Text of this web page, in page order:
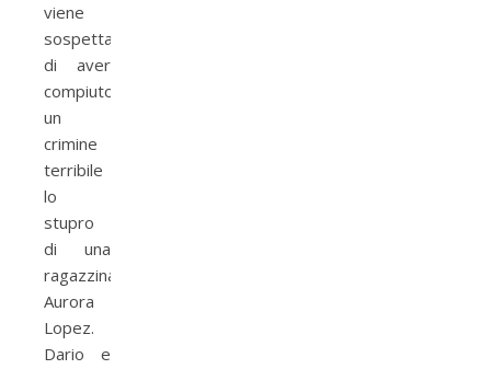
viene
sospettato
di aver
compiuto
un
crimine
terribile
lo
stupro
di una
ragazzina,
Aurora
Lopez.
Dario e